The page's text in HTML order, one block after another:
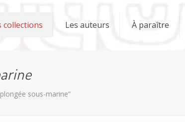
collections Les auteurs À paraître
sous-marine”